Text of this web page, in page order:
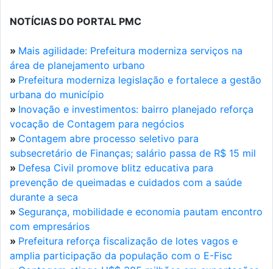
NOTÍCIAS DO PORTAL PMC
» Mais agilidade: Prefeitura moderniza serviços na
área de planejamento urbano
» Prefeitura moderniza legislação e fortalece a gestão
urbana do município
» Inovação e investimentos: bairro planejado reforça
vocação de Contagem para negócios
» Contagem abre processo seletivo para
subsecretário de Finanças; salário passa de R$ 15 mil
» Defesa Civil promove blitz educativa para
prevenção de queimadas e cuidados com a saúde
durante a seca
» Segurança, mobilidade e economia pautam encontro
com empresários
» Prefeitura reforça fiscalização de lotes vagos e
amplia participação da população com o E-Fisc